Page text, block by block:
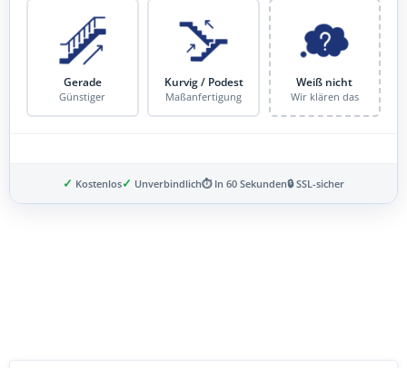
Gerade
Günstiger
Kurvig / Podest
Maßanfertigung
Weiß nicht
Wir klären das
✓ Kostenlos✓ Unverbindlich⏱ In 60 Sekunden🔒 SSL-sicher